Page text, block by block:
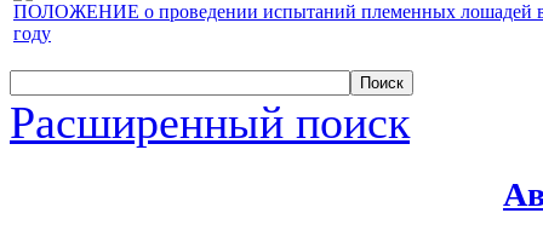
ПОЛОЖЕНИЕ о проведении испытаний племенных лошадей
году
Расширенный поиск